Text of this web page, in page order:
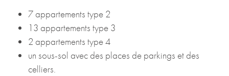
7 appartements type 2
13 appartements type 3
2 appartements type 4
un sous-sol avec des places de parkings et des
celliers.